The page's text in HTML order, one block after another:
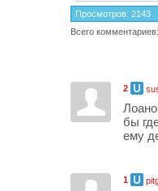
Просмотров: 2143
Всего комментариев:
2
бы
ему
1